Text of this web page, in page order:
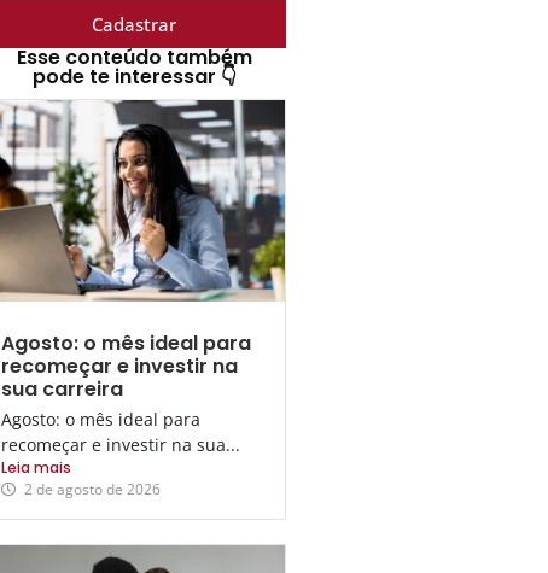
Cadastrar
Esse conteúdo também
pode te interessar 👇
Agosto: o mês ideal para
recomeçar e investir na
sua carreira
Agosto: o mês ideal para
recomeçar e investir na sua...
Leia mais
2 de agosto de 2026